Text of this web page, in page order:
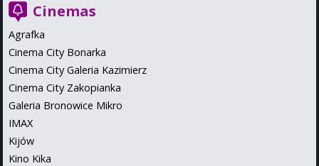
Cinemas
Agrafka
Cinema City Bonarka
Cinema City Galeria Kazimierz
Cinema City Zakopianka
Galeria Bronowice Mikro
IMAX
Kijów
Kino Kika